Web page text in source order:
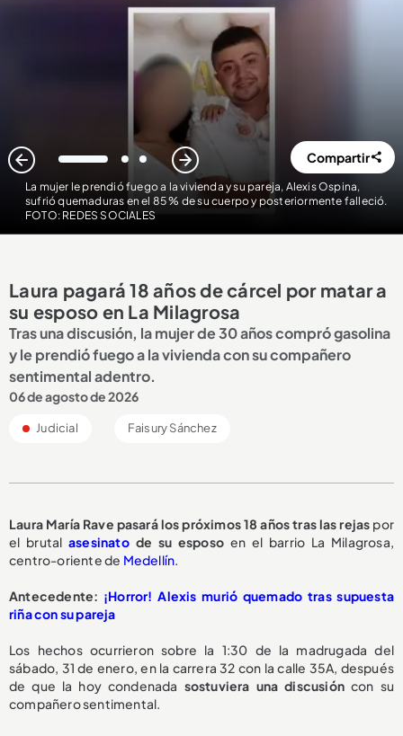
La mujer le prendió fuego a la vivienda y su pareja, Alexis Ospina,
sufrió quemaduras en el 85 % de su cuerpo y posteriormente falleció.
FOTO: REDES SOCIALES
1 2 3 Compartir
Laura pagará 18 años de cárcel por matar a
su esposo en La Milagrosa
Tras una discusión, la mujer de 30 años compró gasolina
y le prendió fuego a la vivienda con su compañero
sentimental adentro.
06 de agosto de 2026
Judicial Faisury Sánchez
Laura María Rave pasará lospróximos 18 añostras las rejas por
el brutalasesinatode su esposo en el barrio La Milagrosa,
centro-oriente de Medellín.
Antecedente: ¡Horror! Alexis murió quemado tras supuesta
riña con su pareja
Los hechos ocurrieron sobre la 1:30 de la madrugada del
sábado, 31 de enero, en la carrera 32 con la calle 35A, después
de que la hoy condenada sostuviera una discusión con su
compañero sentimental.